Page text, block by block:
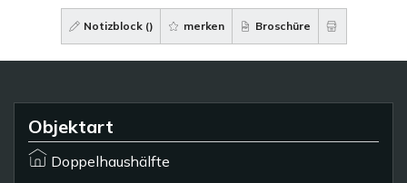
Notizblock () merken Broschüre
Objektart
Doppelhaushälfte